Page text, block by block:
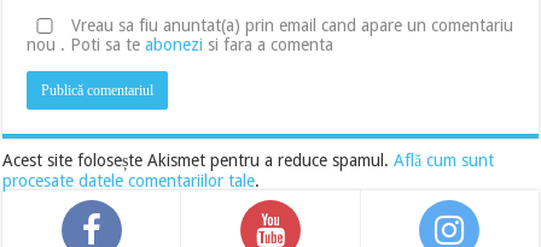
Vreau sa fiu anuntat(a) prin email cand apare un comentariu
nou . Poti sa teabonezi si fara a comenta
Acest site folosește Akismet pentru a reduce spamul.Află cum sunt
procesate datele comentariilor tale.